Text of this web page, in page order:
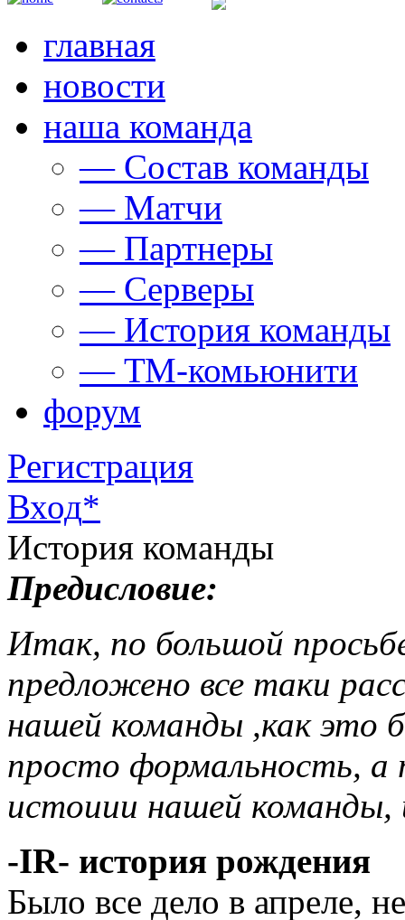
главная
новости
наша команда
— Состав команды
— Матчи
— Партнеры
— Серверы
— История команды
— ТМ-комьюнити
форум
Регистрация
Вход*
История команды
Предисловие:
Итак, по большой
предложено все таки
нашей команды ,как это
просто формальность, а
истоиии нашей
-IR- история рождения
Было все дело в апреле,